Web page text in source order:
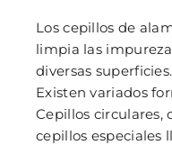
Los cepillos de
limpia las
diversas superficies.
Existen variados
Cepillos circulares,
cepillos especiales